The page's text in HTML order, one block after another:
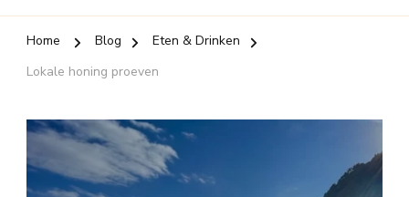
Home Blog
Eten & Drinken
Lokale honing proeven